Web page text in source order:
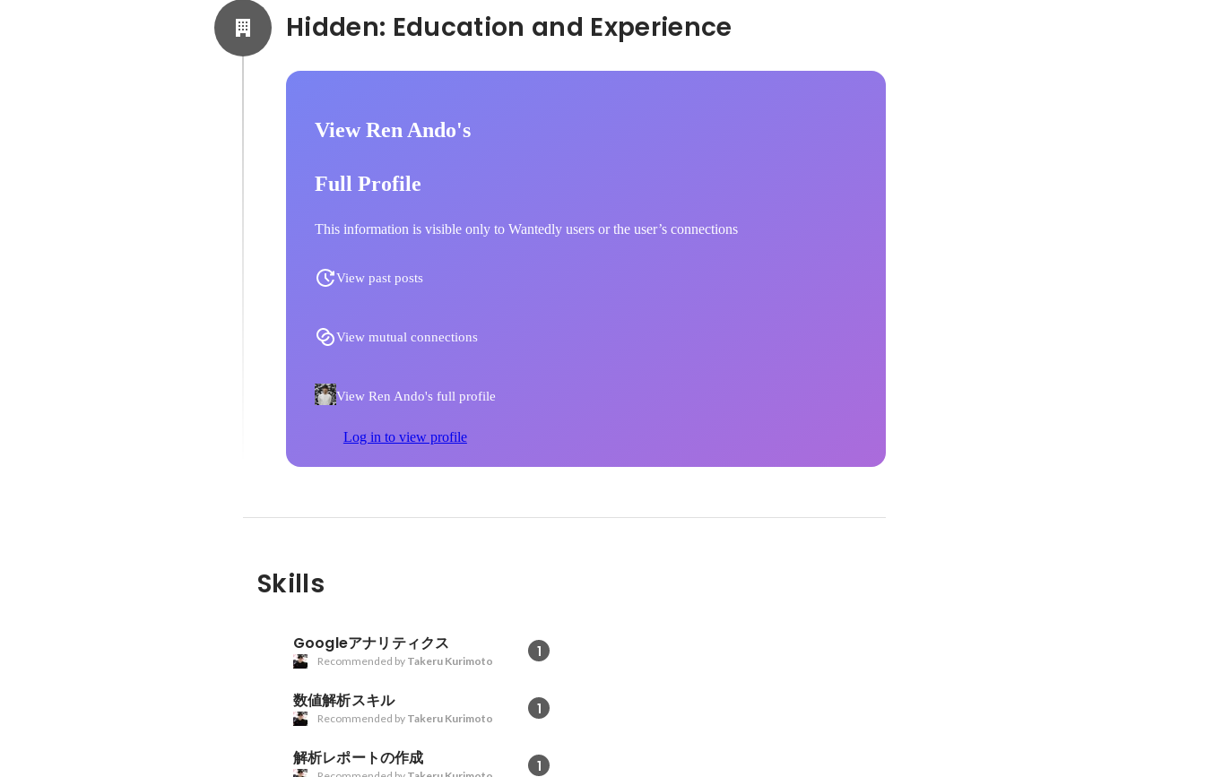
View Ren Ando's
Full Profile
This information is visible only to Wantedly users or the user’s connections
View past posts
View mutual connections
View Ren Ando's full profile
Log in to view profile
Skills
Googleアナリティクス 1
Recommended by Takeru Kurimoto
数値解析スキル 1
Recommended by Takeru Kurimoto
解析レポートの作成 1